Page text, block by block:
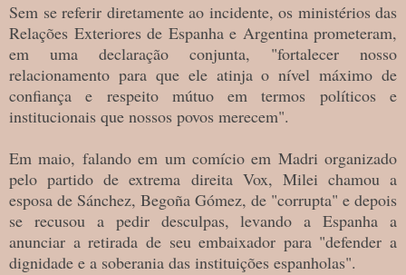
Sem se referir diretamente ao incidente, os ministérios das
Relações Exteriores de Espanha e Argentina prometeram,
em uma declaração conjunta, "fortalecer nosso
relacionamento para que ele atinja o nível máximo de
confiança e respeito mútuo em termos políticos e
institucionais que nossos povos merecem".
Em maio, falando em um comício em Madri organizado
pelo partido de extrema direita Vox, Milei chamou a
esposa de Sánchez, Begoña Gómez, de "corrupta" e depois
se recusou a pedir desculpas, levando a Espanha a
anunciar a retirada de seu embaixador para "defender a
dignidade e a soberania das instituições espanholas".